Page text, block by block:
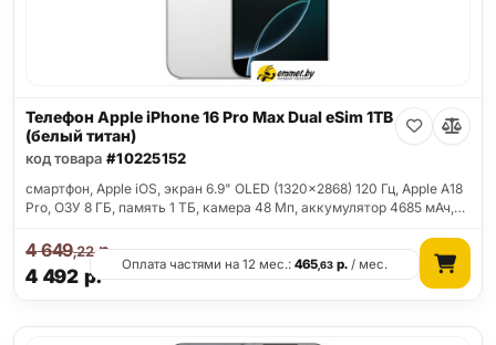
Телефон Apple iPhone 16 Pro Max Dual eSim 1TB
(белый титан)
код товара #10225152
смартфон, Apple iOS, экран 6.9" OLED (1320x2868) 120 Гц, Apple A18
Pro, ОЗУ 8 ГБ, память 1 ТБ, камера 48 Мп, аккумулятор 4685 мАч,…
4 492 р.
4 649,22р.
Оплата частями на 12 мес.:465,63 р. / мес.